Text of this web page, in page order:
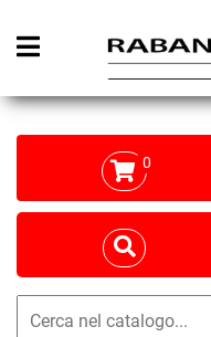
Open menu
0